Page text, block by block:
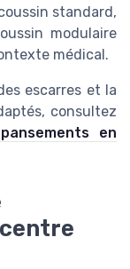
standard,
modulaire
médical.
escarres et la
consultez
en